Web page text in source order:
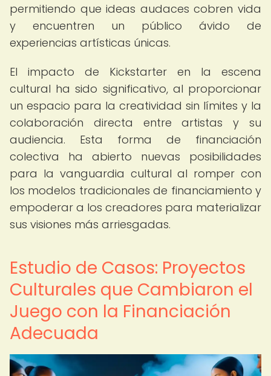
permitiendo que ideas audaces cobren vida
y encuentren un público ávido de
experiencias artísticas únicas.
El impacto de Kickstarter en la escena
cultural ha sido significativo, al proporcionar
un espacio para la creatividad sin límites y la
colaboración directa entre artistas y su
audiencia. Esta forma de financiación
colectiva ha abierto nuevas posibilidades
para la vanguardia cultural al romper con
los modelos tradicionales de financiamiento y
empoderar a los creadores para materializar
sus visiones más arriesgadas.
Estudio de Casos: Proyectos
Culturales que Cambiaron el
Juego con la Financiación
Adecuada